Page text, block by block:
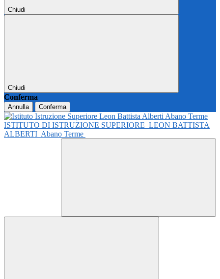
Chiudi
Chiudi
Conferma
Annulla Conferma
ISTITUTO DI ISTRUZIONE SUPERIORE LEON BATTISTA
ALBERTI Abano Terme